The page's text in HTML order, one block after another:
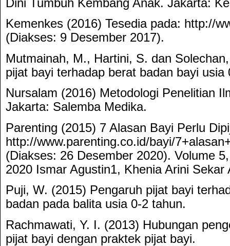
Dini Tumbuh Kembang Anak. Jakarta:
Kemenkes (2016) Tesedia pada: http://
(Diakses: 9 Desember 2017).
Mutmainah, M., Hartini, S. dan
pijat bayi terhadap berat badan bayi usia
Nursalam (2016) Metodologi Penelitian
Jakarta: Salemba Medika.
Parenting (2015) 7 Alasan Bayi Perlu
http://www.parenting.co.id/bayi/
(Diakses: 26 Desember 2020). Volume
2020 Ismar Agustin1, Khenia Arini Sekar
Puji, W. (2015) Pengaruh pijat bayi
badan pada balita usia 0-2 tahun.
Rachmawati, Y. I. (2013) Hubungan
pijat bayi dengan praktek pijat bayi.